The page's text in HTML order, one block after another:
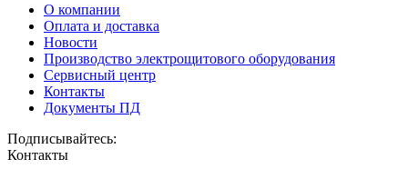
О компании
Оплата и доставка
Новости
Производство электрощитового оборудования
Сервисный центр
Контакты
Документы ПД
Подписывайтесь:
Контакты